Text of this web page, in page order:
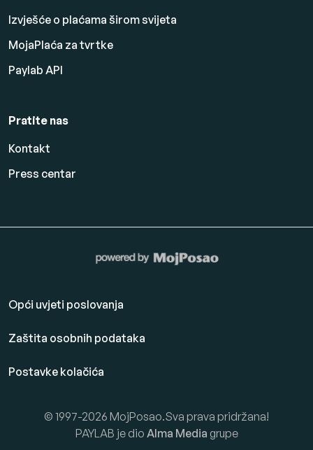
Izvješće o plaćama širom svijeta
MojaPlaća za tvrtke
Paylab API
Pratite nas
Kontakt
Press centar
Opći uvjeti poslovanja
Zaštita osobnih podataka
Postavke kolačića
© 1997-2026 MojPosao.Sva prava pridržana!
PAYLAB je dio Alma Media grupe